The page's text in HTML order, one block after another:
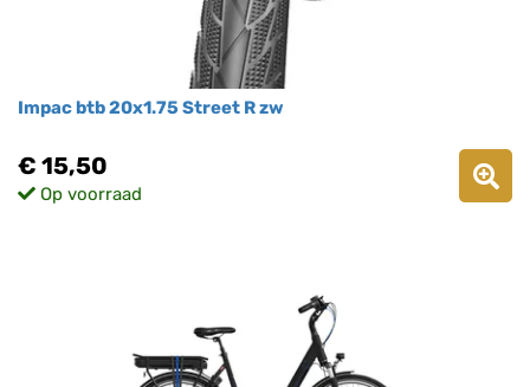
Impac btb 20x1.75 Street R zw
€ 15,50
Op voorraad